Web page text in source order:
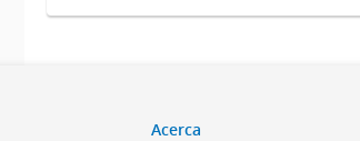
Acerca